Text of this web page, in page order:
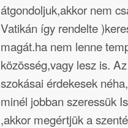
átgondoljuk,akkor nem
Vatikán így rendelte
magát.ha nem lenne
közösség,vagy lesz is.
szokásai érdekesek
minél jobban szeressük
,akkor megértjük a